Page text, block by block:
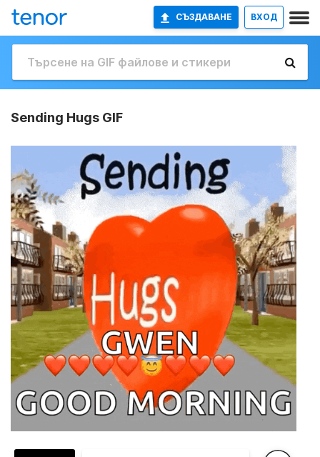
СЪЗДАВАНЕ ВХОД
Sending Hugs GIF